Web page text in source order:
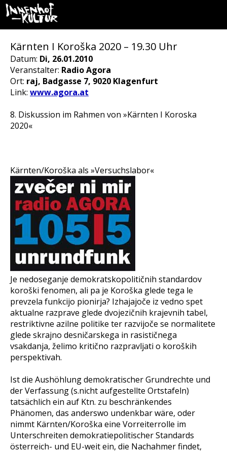
Kärnten I Koroška 2020 – 19.30 Uhr
Datum: Di, 26.01.2010
Veranstalter: Radio Agora
Ort: raj, Badgasse 7, 9020 Klagenfurt
Link: www.agora.at
8. Diskussion im Rahmen von »Kärnten I Koroska
2020«
Kärnten/Koroška als »Versuchslabor«
Je nedoseganje demokratskopolitičnih standardov
koroški fenomen, ali pa je Koroška glede tega le
prevzela funkcijo pionirja? Izhajajoče iz vedno spet
aktualne razprave glede dvojezičnih krajevnih tabel,
restriktivne azilne politike ter razvijoče se normalitete
glede skrajno desničarskega in rasističnega
vsakdanja, želimo kritično razpravljati o koroških
perspektivah.
Ist die Aushöhlung demokratischer Grundrechte und
der Verfassung (s.nicht aufgestellte Ortstafeln)
tatsächlich ein auf Ktn. zu beschränkendes
Phänomen, das anderswo undenkbar wäre, oder
nimmt Kärnten/Koroška eine Vorreiterrolle im
Unterschreiten demokratiepolitischer Standards
österreich- und EU-weit ein, die Nachahmer findet,